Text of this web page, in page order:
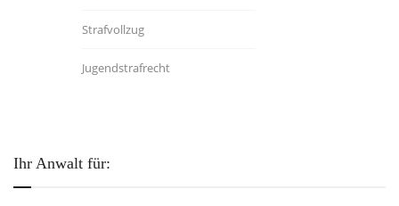
Strafvollzug
Jugendstrafrecht
Ihr Anwalt für: